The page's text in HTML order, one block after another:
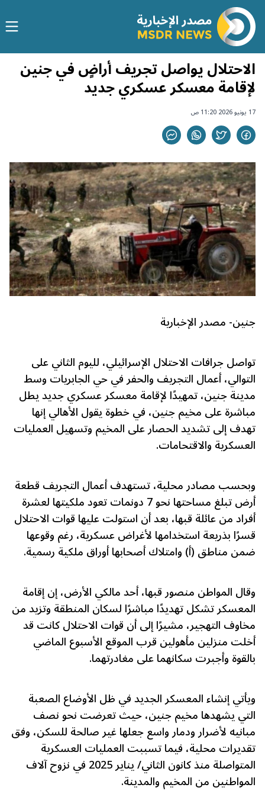
الاحتلال يواصل تجريف أراضٍ في جنين
لإقامة معسكر عسكري جديد
17 يونيو 2026 11:20 ص
جنين- مصدر الإخبارية
تواصل جرافات الاحتلال الإسرائيلي، لليوم الثاني على
التوالي، أعمال التجريف والحفر في حي الجابريات وسط
مدينة جنين، تمهيدًا لإقامة معسكر عسكري جديد يطل
مباشرة على مخيم جنين، في خطوة يقول الأهالي إنها
تهدف إلى تشديد الحصار على المخيم وتسهيل العمليات
العسكرية والاقتحامات.
وبحسب مصادر محلية، تستهدف أعمال التجريف قطعة
أرض تبلغ مساحتها نحو 7 دونمات تعود ملكيتها لعشرة
أفراد من عائلة قبها، بعد أن استولت عليها قوات الاحتلال
قسرًا بذريعة استخدامها لأغراض عسكرية، رغم وقوعها
ضمن مناطق (أ) وامتلاك أصحابها أوراق ملكية رسمية.
وقال المواطن منصور قبها، أحد مالكي الأرض، إن إقامة
المعسكر تشكل تهديدًا مباشرًا لسكان المنطقة وتزيد من
مخاوف التهجير، مشيرًا إلى أن قوات الاحتلال كانت قد
أخلت منزلين مأهولين قرب الموقع الأسبوع الماضي
بالقوة وأجبرت سكانهما على مغادرتهما.
ويأتي إنشاء المعسكر الجديد في ظل الأوضاع الصعبة
التي يشهدها مخيم جنين، حيث تعرضت نحو نصف
مبانيه لأضرار ودمار واسع جعلها غير صالحة للسكن، وفق
تقديرات محلية، فيما تسببت العمليات العسكرية
المتواصلة منذ كانون الثاني/ يناير 2025 في نزوح آلاف
المواطنين من المخيم والمدينة.